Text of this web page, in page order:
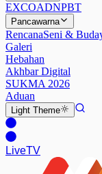
EXCOADNPBT
Pancawarna
RencanaSeni &
Galeri
Hebahan
Akhbar Digital
SUKMA 2026
Aduan
Light Theme
LiveTV